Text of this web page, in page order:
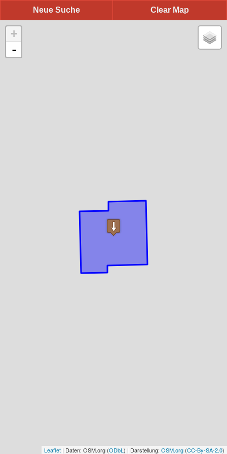
Clear Map
Neue Suche
+
-
Leaflet | Daten: OSM.org (ODbL ) | Darstellung: OSM.org (CC-By-SA-2.0)